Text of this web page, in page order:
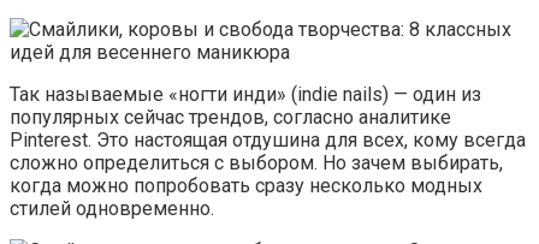
Так называемые «ногти инди» (indie nails) — один из
популярных сейчас трендов, согласно аналитике
Pinterest. Это настоящая отдушина для всех, кому всегда
сложно определиться с выбором. Но зачем выбирать,
когда можно попробовать сразу несколько модных
стилей одновременно.